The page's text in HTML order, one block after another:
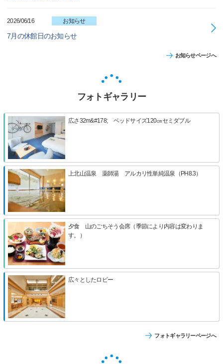
2026/06/16 お知らせ
7月の休館日のお知らせ
お知らせページへ
フォトギャラリー
広さ32m&#178; ベッドサイズ120㎝セミダブル
上北山温泉 薬師湯 アルカリ性単純温泉（PH8.3）
夕食 山のごちそう会席（季節により内容は変わりま
す。）
広々としたロビー
フォトギャラリーページへ